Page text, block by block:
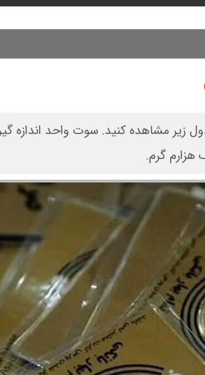
یکشنبه ۱۳ اردیبهشت ۱۴۰۵ در انواع سوت با عیار ۷۵۰ را در جدول زیر مشاهده کنید. سوت واحد